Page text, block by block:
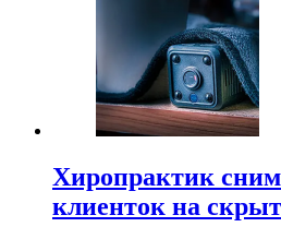
Хиропрактик
клиенток на